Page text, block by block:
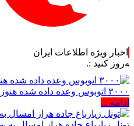
اخبار ویژه اطلاعات ایران
۳۰۰۰ اتوبوس وعده داده شده هنوز وارد طرح اربعین نشده است
ادامه ...